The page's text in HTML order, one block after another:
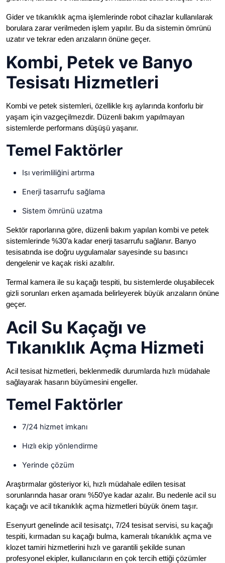
Gider ve tıkanıklık açma işlemlerinde robot cihazlar kullanılarak
borulara zarar verilmeden işlem yapılır. Bu da sistemin ömrünü
uzatır ve tekrar eden arızaların önüne geçer.
Kombi, Petek ve Banyo
Tesisatı Hizmetleri
Kombi ve petek sistemleri, özellikle kış aylarında konforlu bir
yaşam için vazgeçilmezdir. Düzenli bakım yapılmayan
sistemlerde performans düşüşü yaşanır.
Temel Faktörler
Isı verimliliğini artırma
Enerji tasarrufu sağlama
Sistem ömrünü uzatma
Sektör raporlarına göre, düzenli bakım yapılan kombi ve petek
sistemlerinde %30’a kadar enerji tasarrufu sağlanır. Banyo
tesisatında ise doğru uygulamalar sayesinde su basıncı
dengelenir ve kaçak riski azaltılır.
Termal kamera ile su kaçağı tespiti, bu sistemlerde oluşabilecek
gizli sorunları erken aşamada belirleyerek büyük arızaların önüne
geçer.
Acil Su Kaçağı ve
Tıkanıklık Açma Hizmeti
Acil tesisat hizmetleri, beklenmedik durumlarda hızlı müdahale
sağlayarak hasarın büyümesini engeller.
Temel Faktörler
7/24 hizmet imkanı
Hızlı ekip yönlendirme
Yerinde çözüm
Araştırmalar gösteriyor ki, hızlı müdahale edilen tesisat
sorunlarında hasar oranı %50’ye kadar azalır. Bu nedenle acil su
kaçağı ve acil tıkanıklık açma hizmetleri büyük önem taşır.
Esenyurt genelinde acil tesisatçı, 7/24 tesisat servisi, su kaçağı
tespiti, kırmadan su kaçağı bulma, kameralı tıkanıklık açma ve
klozet tamiri hizmetlerini hızlı ve garantili şekilde sunan
profesyonel ekipler, kullanıcıların en çok tercih ettiği çözümler